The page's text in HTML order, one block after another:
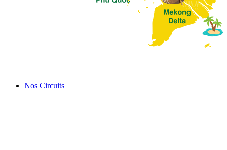
Nos Circuits